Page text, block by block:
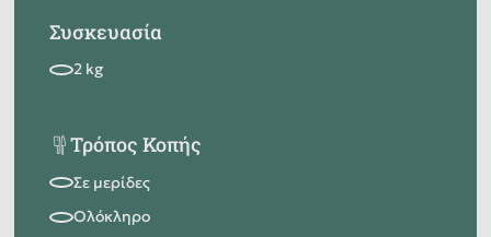
Συσκευασία
Τρόπος Κοπής